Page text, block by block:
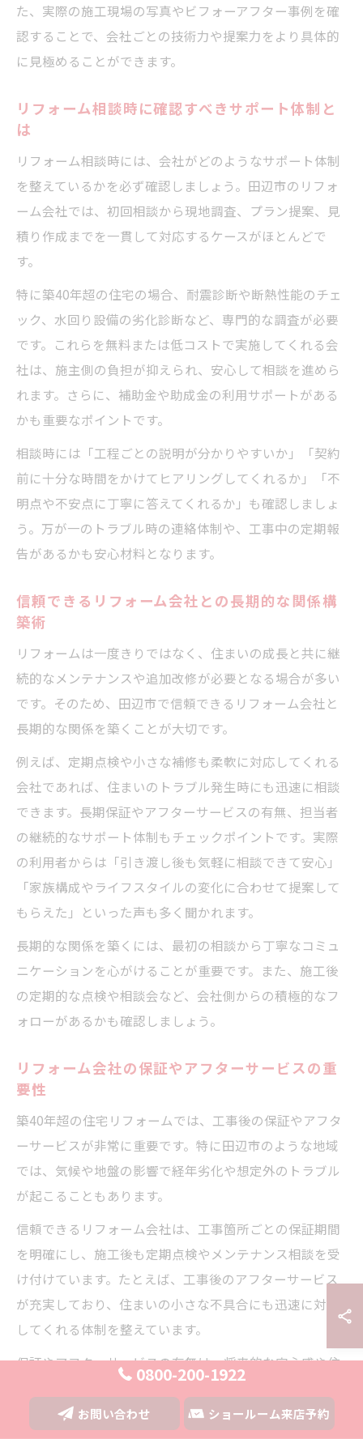
た、実際の施工現場の写真やビフォーアフター事例を確
認することで、会社ごとの技術力や提案力をより具体的
に見極めることができます。
リフォーム相談時に確認すべきサポート体制と
は
リフォーム相談時には、会社がどのようなサポート体制
を整えているかを必ず確認しましょう。田辺市のリフォ
ーム会社では、初回相談から現地調査、プラン提案、見
積り作成までを一貫して対応するケースがほとんどで
す。
特に築40年超の住宅の場合、耐震診断や断熱性能のチェ
ック、水回り設備の劣化診断など、専門的な調査が必要
です。これらを無料または低コストで実施してくれる会
社は、施主側の負担が抑えられ、安心して相談を進めら
れます。さらに、補助金や助成金の利用サポートがある
かも重要なポイントです。
相談時には「工程ごとの説明が分かりやすいか」「契約
前に十分な時間をかけてヒアリングしてくれるか」「不
明点や不安点に丁寧に答えてくれるか」も確認しましょ
う。万が一のトラブル時の連絡体制や、工事中の定期報
告があるかも安心材料となります。
信頼できるリフォーム会社との長期的な関係構
築術
リフォームは一度きりではなく、住まいの成長と共に継
続的なメンテナンスや追加改修が必要となる場合が多い
です。そのため、田辺市で信頼できるリフォーム会社と
長期的な関係を築くことが大切です。
例えば、定期点検や小さな補修も柔軟に対応してくれる
会社であれば、住まいのトラブル発生時にも迅速に相談
できます。長期保証やアフターサービスの有無、担当者
の継続的なサポート体制もチェックポイントです。実際
の利用者からは「引き渡し後も気軽に相談できて安心」
「家族構成やライフスタイルの変化に合わせて提案して
もらえた」といった声も多く聞かれます。
長期的な関係を築くには、最初の相談から丁寧なコミュ
ニケーションを心がけることが重要です。また、施工後
の定期的な点検や相談会など、会社側からの積極的なフ
ォローがあるかも確認しましょう。
リフォーム会社の保証やアフターサービスの重
要性
築40年超の住宅リフォームでは、工事後の保証やアフタ
ーサービスが非常に重要です。特に田辺市のような地域
では、気候や地盤の影響で経年劣化や想定外のトラブル
が起こることもあります。
信頼できるリフォーム会社は、工事箇所ごとの保証期間
を明確にし、施工後も定期点検やメンテナンス相談を受
け付けています。たとえば、工事後のアフターサービス
が充実しており、住まいの小さな不具合にも迅速に対応
してくれる体制を整えています。
保証やアフターサービスの有無は、将来的な安心感や住
容や対応範囲、アフターサービスの流れを必ず確認し、
0800-200-1922
お問い合わせ ショールーム来店予約